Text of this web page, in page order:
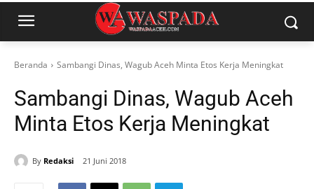
Beranda Sambangi Dinas, Wagub Aceh Minta Etos Kerja Meningkat
Sambangi Dinas, Wagub Aceh
Minta Etos Kerja Meningkat
By Redaksi 21 Juni 2018